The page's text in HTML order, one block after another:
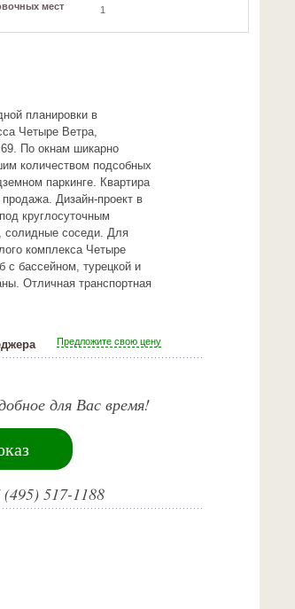
мест 1
планировки в
Четыре Ветра,
По окнам шикарно
количеством подсобных
паркинге. Квартира
Дизайн-проект в
круглосуточным
солидные соседи. Для
комплекса Четыре
с бассейном, турецкой и
Отличная транспортная
Предложите свою цену
для Вас время!
517-1188